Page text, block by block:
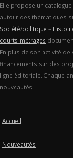
Elle propose un
autour des thématiques
Société/politique –
courts-métrages
En plus de son activité de
financements sur des
ligne éditoriale. Chaque
nouveautés.
Accueil
Nouveautés